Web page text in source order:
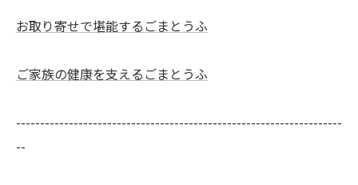
お取り寄せで堪能するごまとうふ
ご家族の健康を支えるごまとうふ
--------------------------------------------------------------------
--